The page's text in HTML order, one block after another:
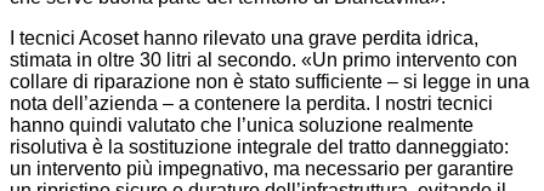
I tecnici Acoset hanno rilevato una grave perdita idrica,
stimata in oltre 30 litri al secondo. «Un primo intervento con
collare di riparazione non è stato sufficiente – si legge in una
nota dell’azienda – a contenere la perdita. I nostri tecnici
hanno quindi valutato che l’unica soluzione realmente
risolutiva è la sostituzione integrale del tratto danneggiato:
un intervento più impegnativo, ma necessario per garantire